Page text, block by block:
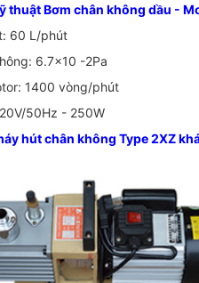
thuật Bơm chân không dầu -
60 L/phút
6.7x10 -2Pa
1400 vòng/phút
50Hz - 250W
hút chân không Type 2XZ